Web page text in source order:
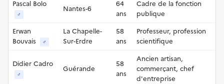
Pascal Bolo
♂
Nantes-6
64
ans
Cadre de la fonction
publique
Erwan
Bouvais
♂
La Chapelle-
Sur-Erdre
58
ans
Professeur, profession
scientifique
Didier Cadro
♂
Guérande
58
ans
Ancien artisan,
commerçant, chef
d'entreprise